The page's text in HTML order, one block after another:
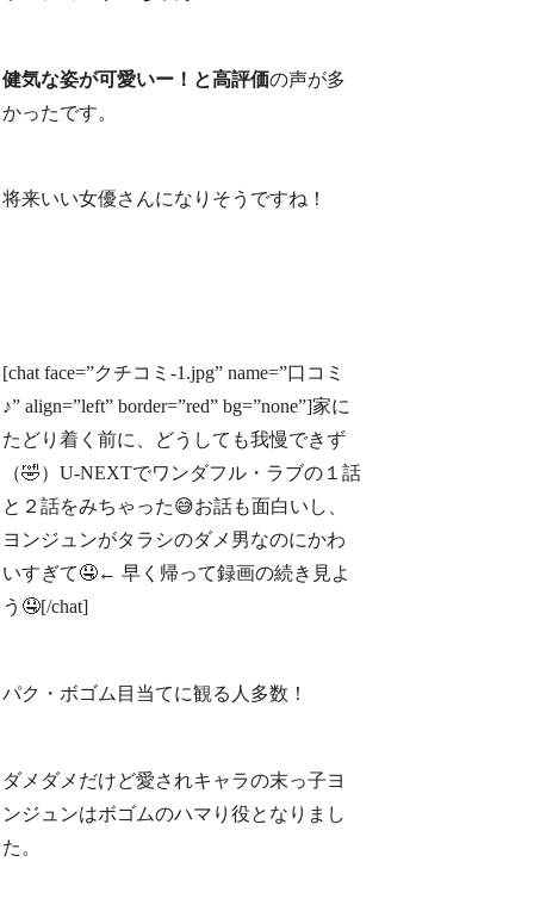
健気な姿が可愛いー！と高評価の声が多
かったです。
将来いい女優さんになりそうですね！
[chat face=”クチコミ-1.jpg” name=”口コミ
♪” align=”left” border=”red” bg=”none”]家に
たどり着く前に、どうしても我慢できず
（🤣）U-NEXTでワンダフル・ラブの１話
と２話をみちゃった😅お話も面白いし、
ヨンジュンがタラシのダメ男なのにかわ
いすぎて🤤← 早く帰って録画の続き見よ
う🤤[/chat]
パク・ボゴム目当てに観る人多数！
ダメダメだけど愛されキャラの末っ子ヨ
ンジュンはボゴムのハマり役となりまし
た。